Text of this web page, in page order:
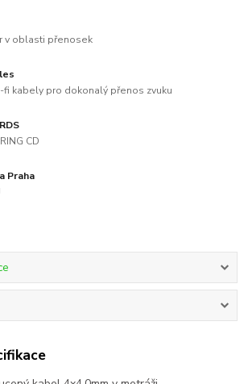
v oblasti přenosek
fi kabely pro dokonalý přenos zvuku
CD
Praha